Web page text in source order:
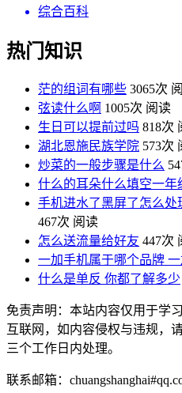
综合百科
热门知识
茫的组词有哪些 3065次
弦读什么啊 1005次 阅读
生日可以提前过吗 818次
湖北恩施民族学院 573次
炒菜的一般步骤是什么
什么的耳朵什么填空一年
手机进水了黑屏了怎么
467次 阅读
怎么送流量给好友 447次
一加手机属于哪个品牌
什么是单反 你都了解多少
免责声明：本站内容仅用于学
互联网，如内容侵权与违规，
三个工作日内处理。
联系邮箱：